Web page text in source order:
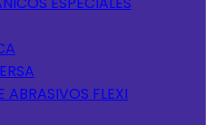
ABRASIVOS FLEXI